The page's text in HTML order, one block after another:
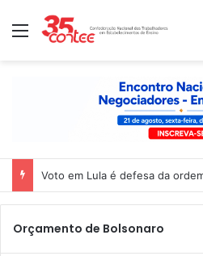
Menu
Voto em Lula é defesa da
Orçamento de Bolsonaro